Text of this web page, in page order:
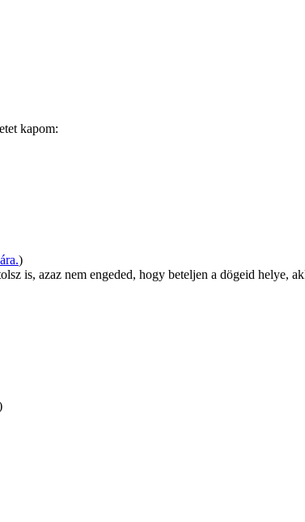
kapom:
)
is, azaz nem engeded, hogy beteljen a dögeid helye,